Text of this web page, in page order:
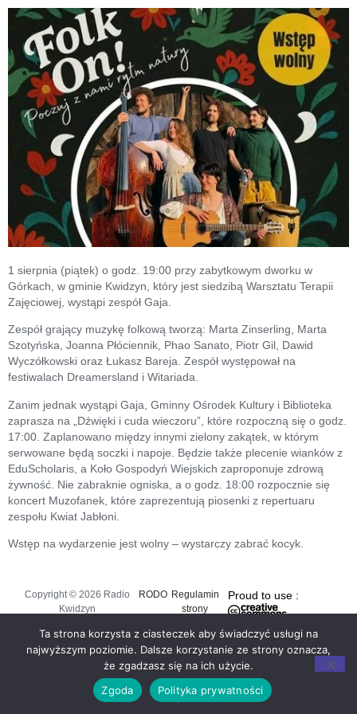
1 sierpnia (piątek) o godz. 19:00 przy zabytkowym dworku w
Górkach, w gminie Kwidzyn, który jest siedzibą Warsztatu Terapii
Zajęciowej, wystąpi zespół Gaja.
Zespół grający muzykę folkową tworzą: Marta Zinserling, Marta
Szotyńska, Joanna Płóciennik, Phao Sanato, Piotr Gil, Dawid
Wyczółkowski oraz Łukasz Bareja. Zespół występował na
festiwalach Dreamersland i Witariada.
Zanim jednak wystąpi Gaja, Gminny Ośrodek Kultury i Biblioteka
zaprasza na „Dźwięki i cuda wieczoru”, które rozpoczną się o godz.
17:00. Zaplanowano między innymi zielony zakątek, w którym
serwowane będą soczki i napoje. Będzie także plecenie wianków z
EduScholaris, a Koło Gospodyń Wiejskich zaproponuje zdrową
żywność. Nie zabraknie ogniska, a o godz. 18:00 rozpocznie się
koncert Muzofanek, które zaprezentują piosenki z repertuaru
zespołu Kwiat Jabłoni.
Wstęp na wydarzenie jest wolny – wystarczy zabrać kocyk.
Copyright © 2026 Radio
Kwidzyn
RODO Regulamin
strony
Proud to use :
Ta strona korzysta z ciasteczek aby świadczyć usługi na
najwyższym poziomie. Dalsze korzystanie ze strony oznacza,
że zgadzasz się na ich użycie.
Zgoda
Polityka prywatności